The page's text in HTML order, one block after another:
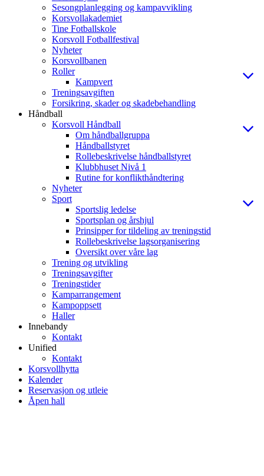
Sesongplanlegging og kampavvikling
Korsvollakademiet
Tine Fotballskole
Korsvoll Fotballfestival
Nyheter
Korsvollbanen
Roller
Kampvert
Treningsavgiften
Forsikring, skader og skadebehandling
Håndball
Korsvoll Håndball
Om håndballgruppa
Håndballstyret
Rollebeskrivelse håndballstyret
Klubbhuset Nivå 1
Rutine for konflikthåndtering
Nyheter
Sport
Sportslig ledelse
Sportsplan og årshjul
Prinsipper for tildeling av treningstid
Rollebeskrivelse lagsorganisering
Oversikt over våre lag
Trening og utvikling
Treningsavgifter
Treningstider
Kamparrangement
Kampoppsett
Haller
Innebandy
Kontakt
Unified
Kontakt
Korsvollhytta
Kalender
Reservasjon og utleie
Åpen hall